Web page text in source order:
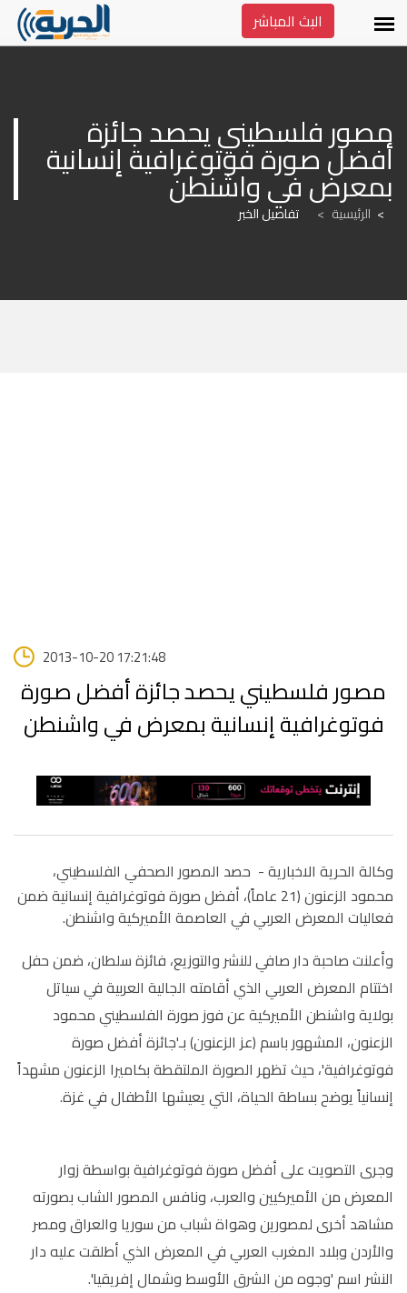
البث المباشر
بمعرض في واشنطن
الرئيسية > تفاصيل الخبر
2013-10-20 17:21:48
مصور فلسطيني يحصد جائزة أفضل صورة
فوتوغرافية إنسانية بمعرض في واشنطن
وكالة الحرية الاخبارية - حصد المصور الصحفي الفلسطيني،
محمود الزعنون (21 عاماً)، أفضل صورة فوتوغرافية إنسانية ضمن
فعاليات المعرض العربي في العاصمة الأميركية واشنطن.
وأعلنت صاحبة دار صافي للنشر والتوزيع، فائزة سلطان، ضمن حفل
اختتام المعرض العربي الذي أقامته الجالية العربية في سياتل
بولاية واشنطن الأميركية عن فوز صورة الفلسطيني محمود
الزعنون، المشهور باسم (عز الزعنون) بـ'جائزة أفضل صورة
فوتوغرافية'، حيث تظهر الصورة الملتقطة بكاميرا الزعنون مشهداً
إنسانياً يوضح بساطة الحياة، التي يعيشها الأطفال في غزة.
وجرى التصويت على أفضل صورة فوتوغرافية بواسطة زوار
المعرض من الأميركيين والعرب، ونافس المصور الشاب بصورته
مشاهد أخرى لمصورين وهواة شباب من سوريا والعراق ومصر
والأردن وبلاد المغرب العربي في المعرض الذي أطلقت عليه دار
النشر اسم 'وجوه من الشرق الأوسط وشمال إفريقيا'.